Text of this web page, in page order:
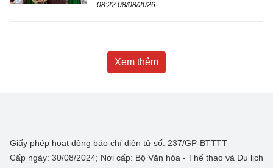
08:22 08/08/2026
Xem thêm
Giấy phép hoạt động báo chí điện tử số: 237/GP-BTTTT
Cấp ngày: 30/08/2024; Nơi cấp: Bộ Văn hóa - Thể thao và Du lịch